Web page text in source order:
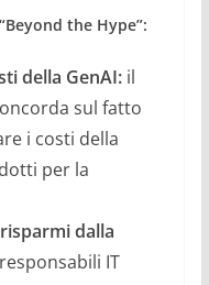
the Hype”:
della GenAI: il
sul fatto
i costi della
per la
dalla
IT